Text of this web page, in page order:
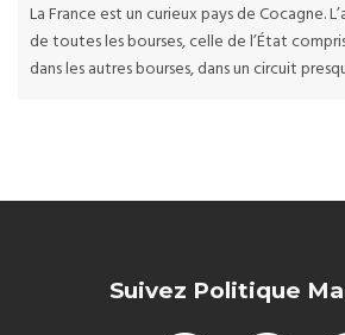
La France est un curieux pays de Cocagne.
de toutes les bourses, celle de l’État
dans les autres bourses, dans un circuit
Suivez Politique